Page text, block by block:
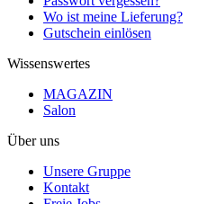
Wo ist meine Lieferung?
Gutschein einlösen
Wissenswertes
MAGAZIN
Salon
Über uns
Unsere Gruppe
Kontakt